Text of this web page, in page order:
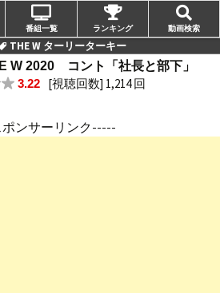
THE W ターリーターキー
W 2020 コント「社長と部下」
3.22 [視聴回数] 1,214 回
ンサーリンク-----
番組一覧 ランキング 動画検索